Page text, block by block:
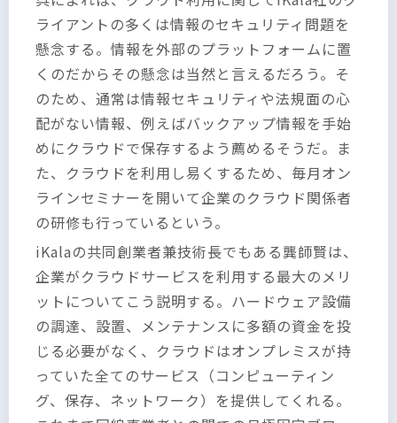
ライアントの多くは情報のセキュリティ問題を
懸念する。情報を外部のプラットフォームに置
くのだからその懸念は当然と言えるだろう。そ
のため、通常は情報セキュリティや法規面の心
配がない情報、例えばバックアップ情報を手始
めにクラウドで保存するよう薦めるそうだ。ま
た、クラウドを利用し易くするため、毎月オン
ラインセミナーを開いて企業のクラウド関係者
の研修も行っているという。
iKalaの共同創業者兼技術長でもある龔師賢は、
企業がクラウドサービスを利用する最大のメリ
ットについてこう説明する。ハードウェア設備
の調達、設置、メンテナンスに多額の資金を投
じる必要がなく、クラウドはオンプレミスが持
っていた全てのサービス（コンピューティン
グ、保存、ネットワーク）を提供してくれる。